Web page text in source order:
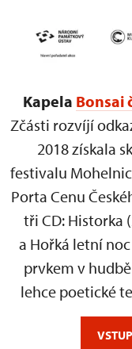
Kapela Bonsai
Zčásti rozvíjí
2018 získala
festivalu
Porta Cenu
tři CD: Historka
a Hořká letní
prvkem v
lehce poetické